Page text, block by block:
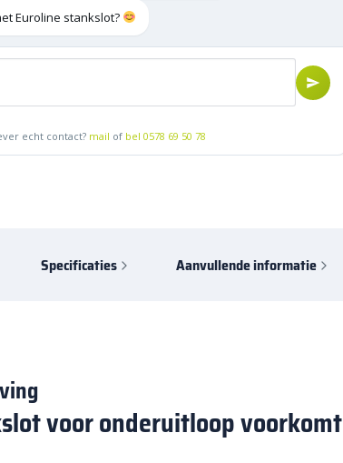
Euroline stankslot?
echt contact? mail of bel 0578 69 50 78
Specificaties Aanvullende informatie
voor onderuitloop voorkomt